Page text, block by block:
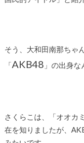
そう、大和田南那ちゃ
「AKB48 」の出身な
さくらこは、「オオカ
在を知りましたが、